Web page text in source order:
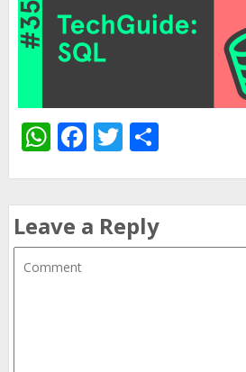
WhatsApp
Facebook
Twitter
Leave a Reply